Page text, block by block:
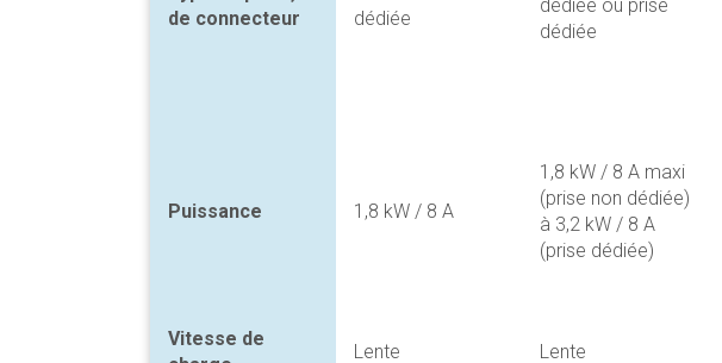
de connecteur
dédiée
dédiée ou prise
dédiée
Puissance 1,8 kW / 8 A
1,8 kW / 8 A maxi
(prise non dédiée)
à 3,2 kW / 8 A
(prise dédiée)
Vitesse de
Lente Lente